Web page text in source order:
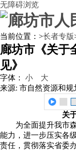
无障碍浏览
当前位置： >长者专版
廊坊市《关于
见》
字体： 小
大
来源: 市自然资源和规
关
为全面提升我市
能力，进一步压实各
责任，贯彻落实省委